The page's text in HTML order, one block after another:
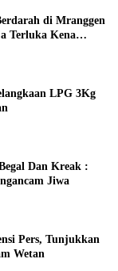
di Mranggen
Terluka Kena
LPG 3Kg
Dan Kreak :
Jiwa
Pers, Tunjukkan
Wetan